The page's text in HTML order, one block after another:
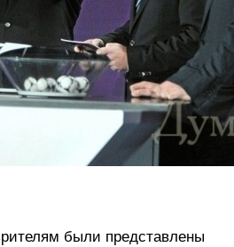
были представлены